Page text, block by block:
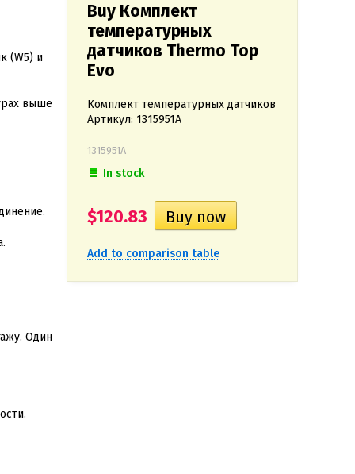
Buy Комплект
температурных
датчиков Thermo Top
Evo
Комплект температурных датчиков
Артикул: 1315951A
1315951A
In stock
$120.83
Add to comparison table
(W5) и
выше
Один